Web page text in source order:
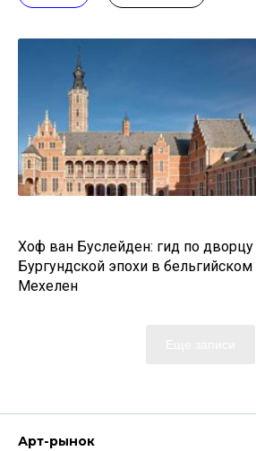
Хоф ван Буслейден: гид по дворцу
Бургундской эпохи в бельгийском
Мехелен
Арт-рынок